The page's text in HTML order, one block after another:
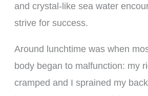
and crystal-like sea water
strive for success.
Around lunchtime was when
body began to malfunction: my
cramped and I sprained my